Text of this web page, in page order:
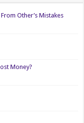
Other’s Mistakes
Money?